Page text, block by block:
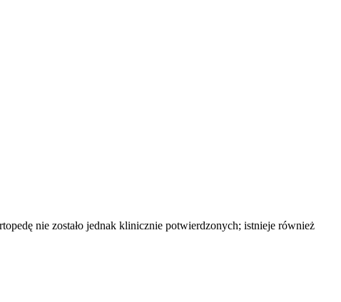
nie zostało jednak klinicznie potwierdzonych; istnieje również